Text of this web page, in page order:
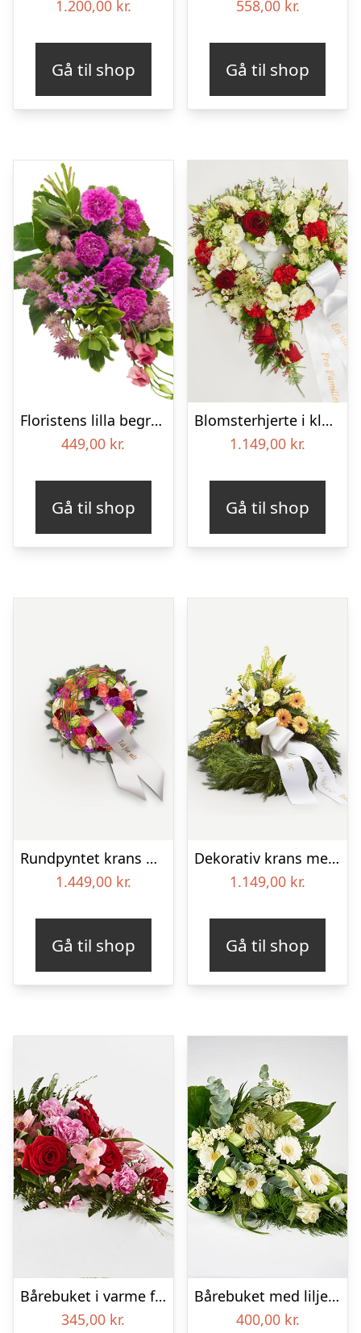
1.200,00 kr.
Gå til shop
558,00 kr.
Gå til shop
Floristens lilla begravelses­buket
449,00 kr.
Gå til shop
Blomsterhjerte i klassisk stil med bånd
1.149,00 kr.
Gå til shop
Rundpyntet krans med bånd
1.449,00 kr.
Gå til shop
Dekorativ krans med bånd
1.149,00 kr.
Gå til shop
Bårebuket i varme farver – Blomster til begravelse
345,00 kr.
Bårebuket med liljer, floristens valg – Blomster til begravelse
400,00 kr.